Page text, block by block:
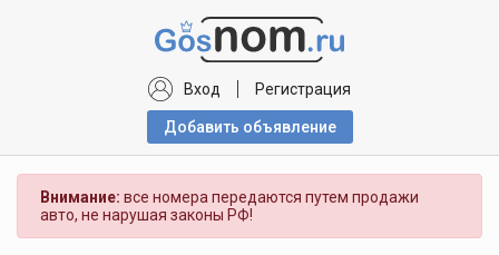
Вход Регистрация
Добавить объявлениe
Внимание: все номера передаются путем продажи
авто, не нарушая законы РФ!